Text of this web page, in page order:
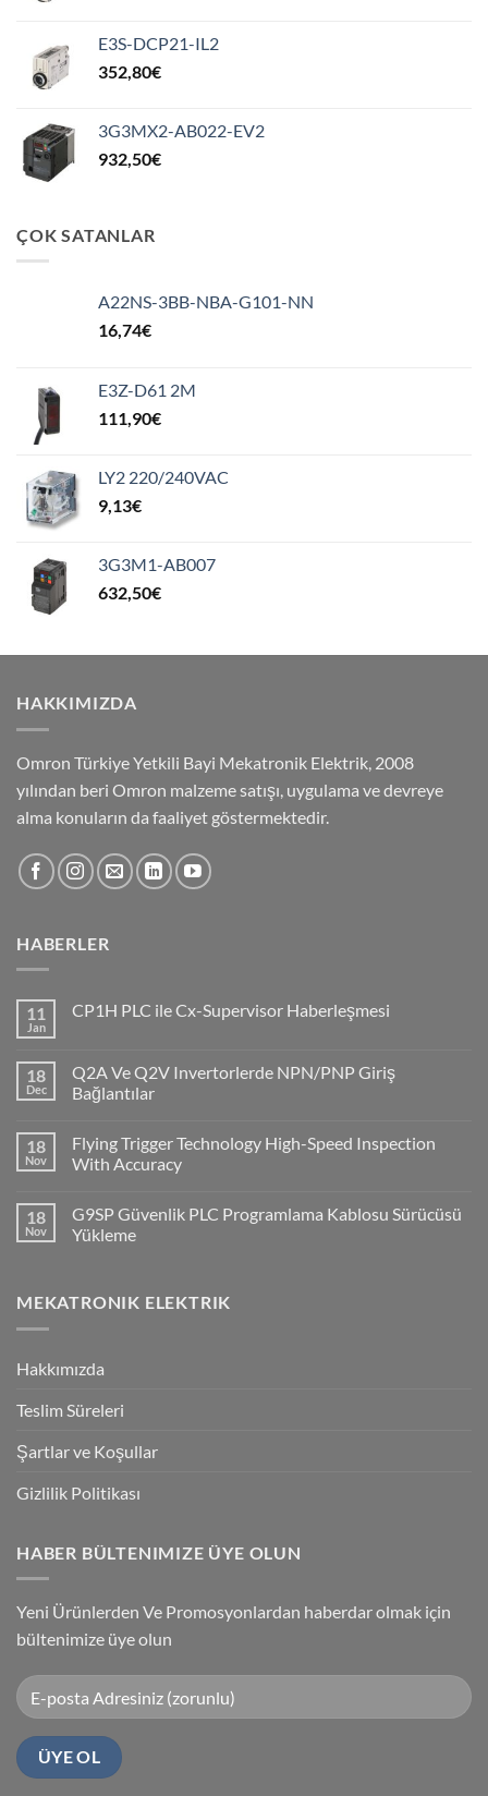
E3S-DCP21-IL2
352,80€
3G3MX2-AB022-EV2
932,50€
ÇOK SATANLAR
A22NS-3BB-NBA-G101-NN
16,74€
E3Z-D61 2M
111,90€
LY2 220/240VAC
9,13€
3G3M1-AB007
632,50€
HAKKIMIZDA
Omron Türkiye Yetkili Bayi Mekatronik Elektrik, 2008
yılından beri Omron malzeme satışı, uygulama ve devreye
alma konuların da faaliyet göstermektedir.
HABERLER
11
Jan
CP1H PLC ile Cx-Supervisor Haberleşmesi
CP1H
PLC
ile
Haberleşmesi
18
Dec
Q2A Ve Q2V Invertorlerde NPN/PNP Giriş
Bağlantılar
on
Q2A
Ve
NPN/PNP
Giriş
Bağlantılar
18
Nov
Flying Trigger Technology High-Speed Inspection
With Accuracy
on
Flying
Trigger
Inspection
With
18
Nov
G9SP Güvenlik PLC Programlama Kablosu Sürücüsü
Yükleme
G9SP
Güvenlik
Sürücüsü
MEKATRONIK ELEKTRIK
Hakkımızda
Teslim Süreleri
Şartlar ve Koşullar
Gizlilik Politikası
HABER BÜLTENIMIZE ÜYE OLUN
Yeni Ürünlerden Ve Promosyonlardan haberdar olmak için
bültenimize üye olun